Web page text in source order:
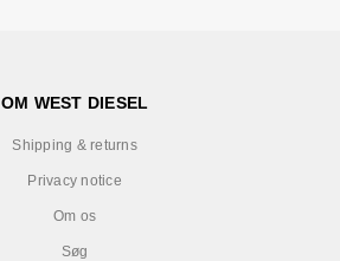
OM WEST DIESEL
Shipping & returns
Privacy notice
Om os
Søg